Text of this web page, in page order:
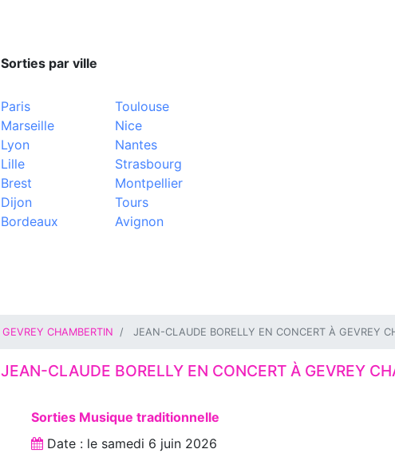
Sorties par ville
Paris
Marseille
Lyon
Lille
Brest
Dijon
Bordeaux
Toulouse
Nice
Nantes
Strasbourg
Montpellier
Tours
Avignon
GEVREY CHAMBERTIN JEAN-CLAUDE BORELLY EN CONCERT À GEVREY
JEAN-CLAUDE BORELLY EN CONCERT À GEVREY
Sorties Musique traditionnelle
Date : le samedi 6 juin 2026